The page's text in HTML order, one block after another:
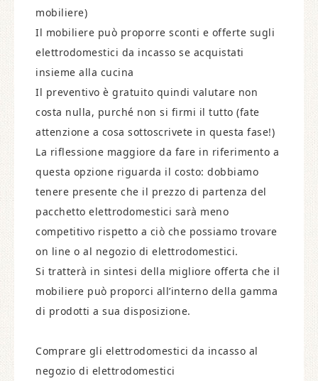
mobiliere)
Il mobiliere può proporre sconti e offerte sugli
elettrodomestici da incasso se acquistati
insieme alla cucina
Il preventivo è gratuito quindi valutare non
costa nulla, purché non si firmi il tutto (fate
attenzione a cosa sottoscrivete in questa fase!)
La riflessione maggiore da fare in riferimento a
questa opzione riguarda il costo: dobbiamo
tenere presente che il prezzo di partenza del
pacchetto elettrodomestici sarà meno
competitivo rispetto a ciò che possiamo trovare
on line o al negozio di elettrodomestici.
Si tratterà in sintesi della migliore offerta che il
mobiliere può proporci all’interno della gamma
di prodotti a sua disposizione.
Comprare gli elettrodomestici da incasso al
negozio di elettrodomestici